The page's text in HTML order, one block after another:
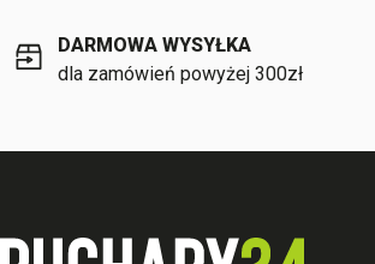
DARMOWA WYSYŁKA
dla zamówień powyżej 300zł